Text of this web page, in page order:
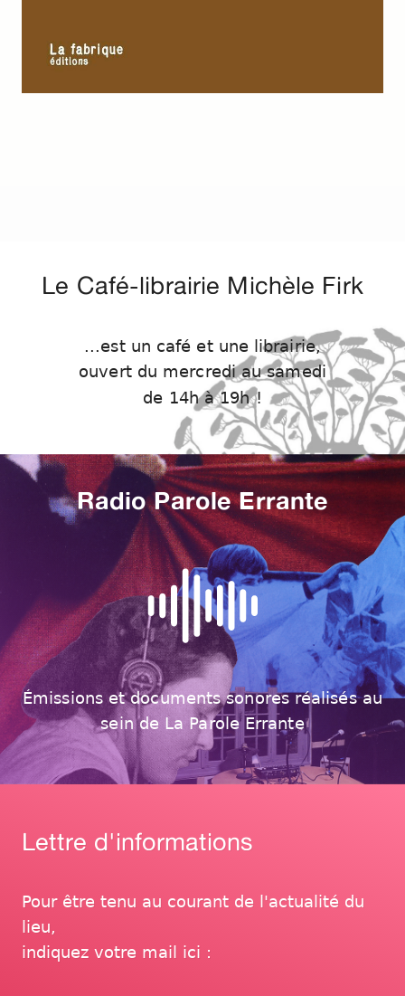
Le Café-librairie Michèle Firk
...est un café et une librairie,
ouvert du mercredi au samedi
de 14h à 19h !
Radio Parole Errante
Émissions et documents sonores réalisés au
sein de La Parole Errante
Lettre d'informations
Pour être tenu au courant de l'actualité du
lieu,
indiquez votre mail ici :